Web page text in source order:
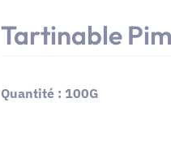
Tartinable
Quantité : 100G